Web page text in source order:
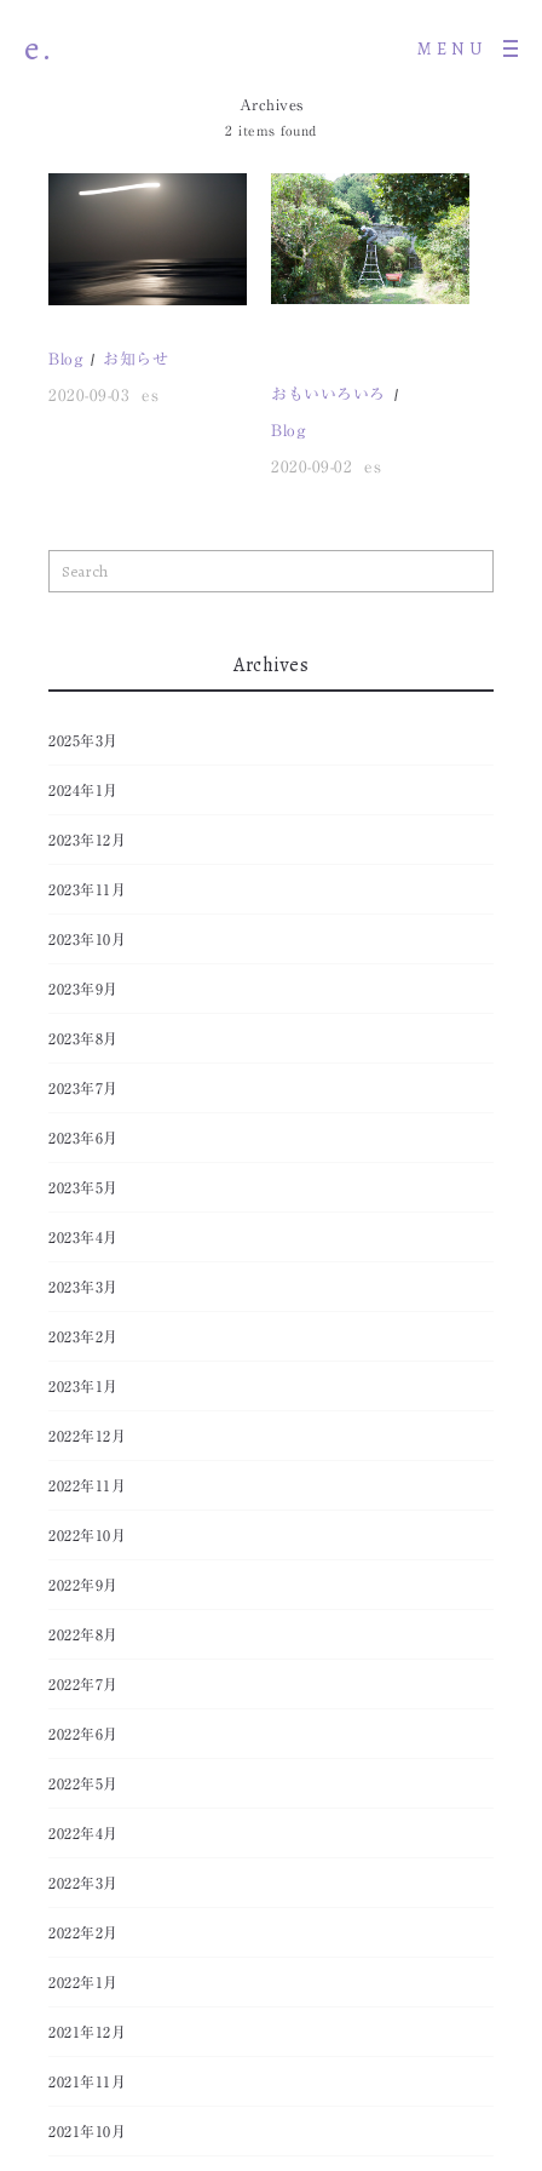
MENU
e.
Archives
2 items found
Blog お知らせ
2020-09-03 es おもいいろいろ
Blog
2020-09-02 es
Archives
2025年3月
2024年1月
2023年12月
2023年11月
2023年10月
2023年9月
2023年8月
2023年7月
2023年6月
2023年5月
2023年4月
2023年3月
2023年2月
2023年1月
2022年12月
2022年11月
2022年10月
2022年9月
2022年8月
2022年7月
2022年6月
2022年5月
2022年4月
2022年3月
2022年2月
2022年1月
2021年12月
2021年11月
2021年10月